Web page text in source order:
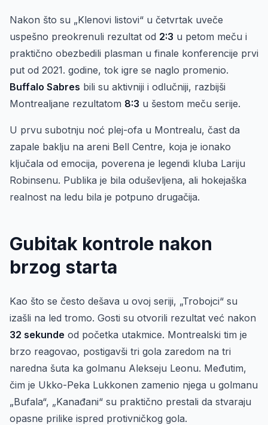
Nakon što su „Klenovi listovi“ u četvrtak uveče
uspešno preokrenuli rezultat od 2:3 u petom meču i
praktično obezbedili plasman u finale konferencije prvi
put od 2021. godine, tok igre se naglo promenio.
Buffalo Sabres bili su aktivniji i odlučniji, razbijši
Montrealjane rezultatom 8:3 u šestom meču serije.
U prvu subotnju noć plej-ofa u Montrealu, čast da
zapale baklju na areni Bell Centre, koja je ionako
ključala od emocija, poverena je legendi kluba Lariju
Robinsenu. Publika je bila oduševljena, ali hokejaška
realnost na ledu bila je potpuno drugačija.
Gubitak kontrole nakon
brzog starta
Kao što se često dešava u ovoj seriji, „Trobojci“ su
izašli na led tromo. Gosti su otvorili rezultat već nakon
32 sekunde od početka utakmice. Montrealski tim je
brzo reagovao, postigavši tri gola zaredom na tri
naredna šuta ka golmanu Alekseju Leonu. Međutim,
čim je Ukko-Peka Lukkonen zamenio njega u golmanu
„Bufala“, „Kanađani“ su praktično prestali da stvaraju
opasne prilike ispred protivničkog gola.